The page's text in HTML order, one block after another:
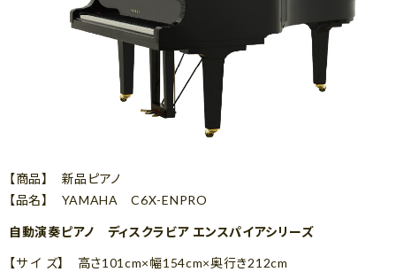
【商品】 新品ピアノ
【品名】 YAMAHA C6X-ENPRO
自動演奏ピアノ ディスクラビア エンスパイアシリーズ
【サ イ ズ】 高さ101cm×幅154cm×奥行き212cm